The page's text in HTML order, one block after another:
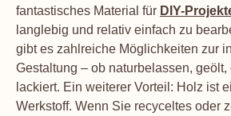
fantastisches Material für DIY-
langlebig und relativ einfach zu
gibt es zahlreiche Möglichkeiten zur
Gestaltung – ob naturbelassen,
lackiert. Ein weiterer Vorteil: Holz ist
Werkstoff. Wenn Sie recyceltes oder